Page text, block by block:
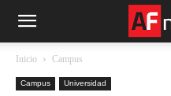
Inicio Campus
Campus Universidad